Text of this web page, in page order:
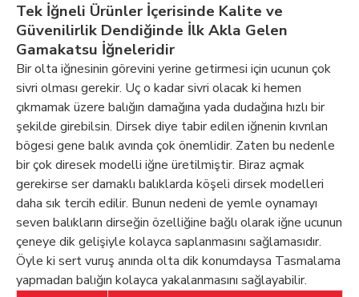
Tek İğneli Ürünler İçerisinde Kalite ve
Güvenilirlik Dendiğinde İlk Akla Gelen
Gamakatsu İğneleridir
Bir olta iğnesinin görevini yerine getirmesi için ucunun çok
sivri olması gerekir. Uç o kadar sivri olacak ki hemen
çıkmamak üzere balığın damağına yada dudağına hızlı bir
şekilde girebilsin. Dirsek diye tabir edilen iğnenin kıvrılan
bögesi gene balık avında çok önemlidir. Zaten bu nedenle
bir çok diresek modelli iğne üretilmiştir. Biraz açmak
gerekirse ser damaklı balıklarda köşeli dirsek modelleri
daha sık tercih edilir. Bunun nedeni de yemle oynamayı
seven balıkların dirseğin özelliğine bağlı olarak iğne ucunun
çeneye dik gelişiyle kolayca saplanmasını sağlamasıdır.
Öyle ki sert vuruş anında olta dik konumdaysa Tasmalama
yapmadan balığın kolayca yakalanmasını sağlayabilir.